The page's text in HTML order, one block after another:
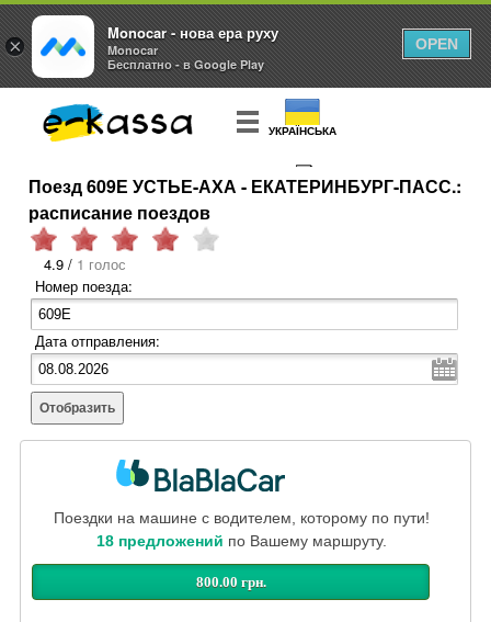
УКРАЇНСЬКА
КУПИТЬ БИЛЕТ
Поезд 609Е УСТЬЕ-АХА - ЕКАТЕРИНБУРГ-ПАСС.:
расписание поездов
4.9 / 1 голос
Номер поезда:
Дата отправления:
Отобразить
Поездки на машине с водителем, которому по пути!
18 предложений по Вашему маршруту.
800.00 грн.
×
Monocar - нова ера руху
Monocar
Бесплатно - в Google Play
OPEN